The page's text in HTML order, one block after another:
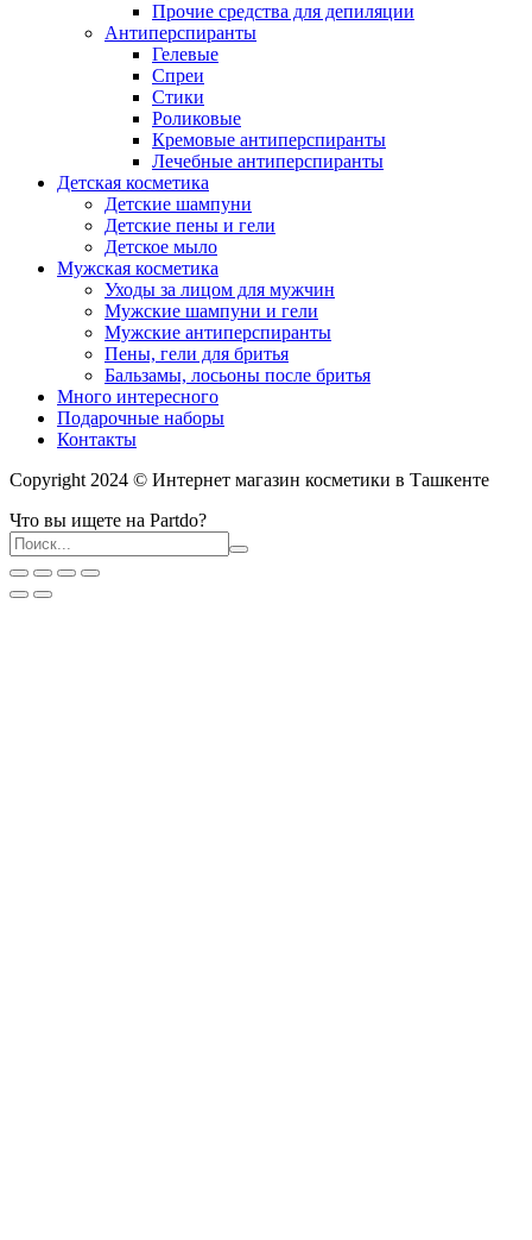
Прочие средства для депиляции
Антиперспиранты
Гелевые
Спреи
Стики
Роликовые
Кремовые антиперспиранты
Лечебные антиперспиранты
Детская косметика
Детские шампуни
Детские пены и гели
Детское мыло
Мужская косметика
Уходы за лицом для мужчин
Мужские шампуни и гели
Мужские антиперспиранты
Пены, гели для бритья
Бальзамы, лосьоны после бритья
Много интересного
Подарочные наборы
Контакты
Copyright 2024 © Интернет магазин косметики в Ташкенте
Что вы ищете на Partdo?